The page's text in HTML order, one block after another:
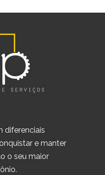
diferenciais
e manter
o seu maior